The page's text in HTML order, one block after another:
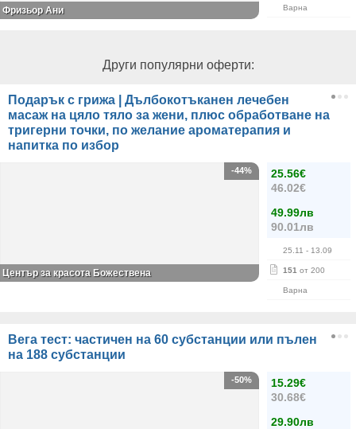
Варна
Фризьор Ани
Други популярни оферти:
Подарък с грижа | Дълбокотъканен лечебен
масаж на цяло тяло за жени, плюс обработване на
тригерни точки, по желание ароматерапия и
напитка по избор
25.56€
46.02€
49.99лв
90.01лв
25.11 - 13.09
151 от 200
Варна
-44%
Център за красота Божествена
Вега тест: частичен на 60 субстанции или пълен
на 188 субстанции
15.29€
30.68€
29.90лв
-50%